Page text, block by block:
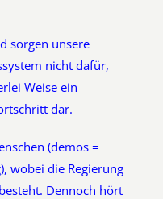
sorgen unsere
nicht dafür,
Weise ein
dar.
(demos =
wobei die Regierung
Dennoch hört